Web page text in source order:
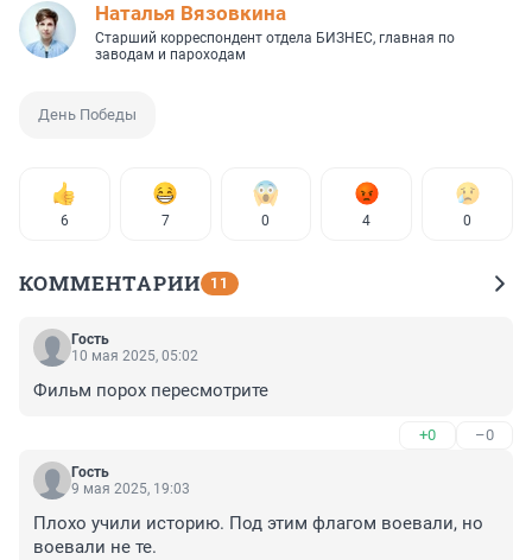
Наталья Вязовкина
Старший корреспондент отдела БИЗНЕС, главная по
заводам и пароходам
День Победы
6 7 0 4 0
КОММЕНТАРИИ 11
Гость
10 мая 2025, 05:02
Фильм порох пересмотрите
+0 –0
Гость
9 мая 2025, 19:03
Плохо учили историю. Под этим флагом воевали, но
воевали не те.